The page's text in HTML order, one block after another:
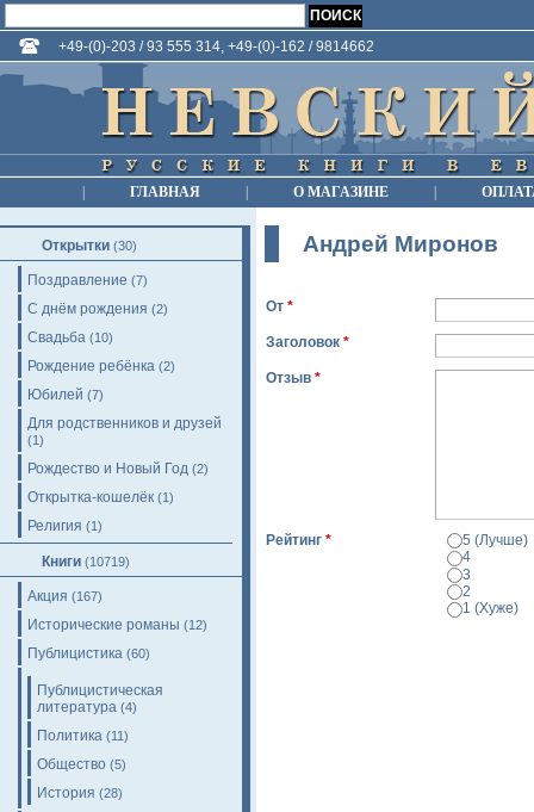
+49-(0)-203 / 93 555 314, +49-(0)-162 / 9814662
ГЛАВНАЯ О МАГАЗИНЕ
Открытки (30)
Поздравление (7)
С днём рождения (2)
Свадьба (10)
Рождение ребёнка (2)
Юбилей (7)
Для родственников и друзей
(1)
Рождество и Новый Год (2)
Открытка-кошелёк (1)
Религия (1)
Книги (10719)
Акция (167)
Исторические романы (12)
Публицистика (60)
Публицистическая
литература (4)
Политика (11)
Общество (5)
История (28)
Андрей Миронов
От *
Заголовок *
Отзыв *
Рейтинг *
5 (Лучше)
4
3
2
1 (Хуже)